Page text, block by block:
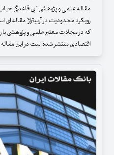
مقاله علمی و پژوهشی " بی قاعدگی حباب
که در مجلات معتبر علمی و پژوهشی
اقتصادی منتشر شده است در این مقاله